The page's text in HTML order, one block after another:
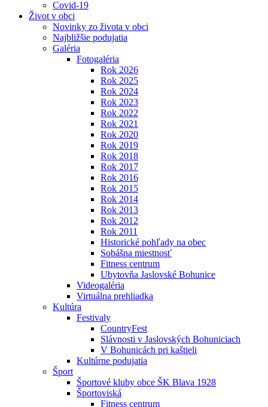
Covid-19
Život v obci
Novinky zo života v obci
Najbližšie podujatia
Galéria
Fotogaléria
Rok 2026
Rok 2025
Rok 2024
Rok 2023
Rok 2022
Rok 2021
Rok 2020
Rok 2019
Rok 2018
Rok 2017
Rok 2016
Rok 2015
Rok 2014
Rok 2013
Rok 2012
Rok 2011
Historické pohľady na obec
Sobášna miestnosť
Fitness centrum
Ubytovňa Jaslovské Bohunice
Videogaléria
Virtuálna prehliadka
Kultúra
Festivaly
CountryFest
Slávnosti v Jaslovských Bohuniciach
V Bohunicách pri kaštieli
Kultúrne podujatia
Šport
Športové kluby obce ŠK Blava 1928
Športoviská
Fitness centrum